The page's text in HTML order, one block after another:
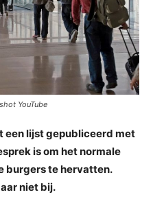
YouTube
een lijst gepubliceerd met
is om het normale
burgers te hervatten.
niet bij.